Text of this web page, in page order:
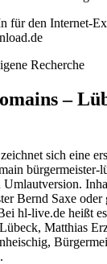
für den Internet-
Recherche
–
sich eine
bürgermeister-
Bernd Saxe oder
hl-live.de heißt
Matthias